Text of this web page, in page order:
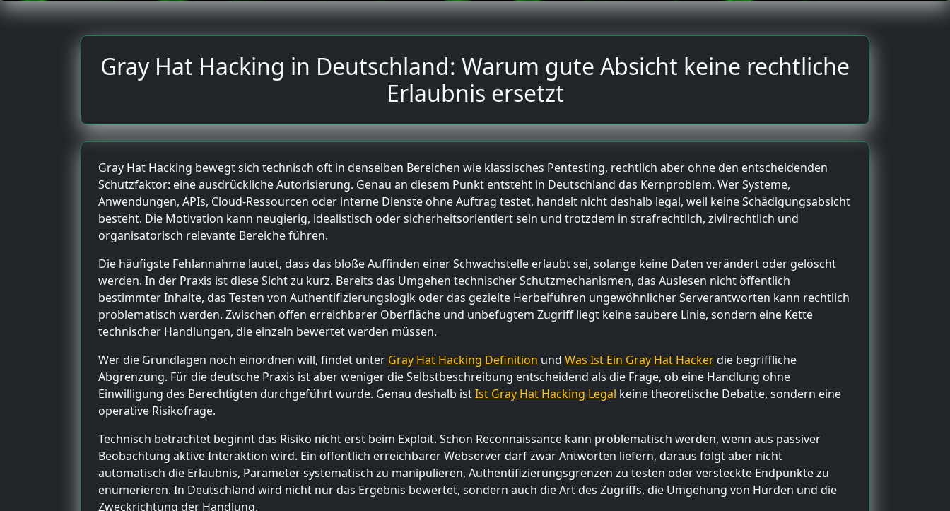
Gray Hat Hacking in Deutschland: Warum gute Absicht keine rechtliche
Erlaubnis ersetzt
Gray Hat Hacking bewegt sich technisch oft in denselben Bereichen wie klassisches Pentesting, rechtlich aber ohne den entscheidenden
Schutzfaktor: eine ausdrückliche Autorisierung. Genau an diesem Punkt entsteht in Deutschland das Kernproblem. Wer Systeme,
Anwendungen, APIs, Cloud-Ressourcen oder interne Dienste ohne Auftrag testet, handelt nicht deshalb legal, weil keine Schädigungsabsicht
besteht. Die Motivation kann neugierig, idealistisch oder sicherheitsorientiert sein und trotzdem in strafrechtlich, zivilrechtlich und
organisatorisch relevante Bereiche führen.
Die häufigste Fehlannahme lautet, dass das bloße Auffinden einer Schwachstelle erlaubt sei, solange keine Daten verändert oder gelöscht
werden. In der Praxis ist diese Sicht zu kurz. Bereits das Umgehen technischer Schutzmechanismen, das Auslesen nicht öffentlich
bestimmter Inhalte, das Testen von Authentifizierungslogik oder das gezielte Herbeiführen ungewöhnlicher Serverantworten kann rechtlich
problematisch werden. Zwischen offen erreichbarer Oberfläche und unbefugtem Zugriff liegt keine saubere Linie, sondern eine Kette
technischer Handlungen, die einzeln bewertet werden müssen.
Wer die Grundlagen noch einordnen will, findet unter Gray Hat Hacking Definition und Was Ist Ein Gray Hat Hackerdie begriffliche
Abgrenzung. Für die deutsche Praxis ist aber weniger die Selbstbeschreibung entscheidend als die Frage, ob eine Handlung ohne
Einwilligung des Berechtigten durchgeführt wurde. Genau deshalb istIst Gray Hat Hacking Legal keine theoretische Debatte, sondern eine
operative Risikofrage.
Technisch betrachtet beginnt das Risiko nicht erst beim Exploit. Schon Reconnaissance kann problematisch werden, wenn aus passiver
Beobachtung aktive Interaktion wird. Ein öffentlich erreichbarer Webserver darf zwar Antworten liefern, daraus folgt aber nicht
automatisch die Erlaubnis, Parameter systematisch zu manipulieren, Authentifizierungsgrenzen zu testen oder versteckte Endpunkte zu
enumerieren. In Deutschland wird nicht nur das Ergebnis bewertet, sondern auch die Art des Zugriffs, die Umgehung von Hürden und die
Zweckrichtung der Handlung.